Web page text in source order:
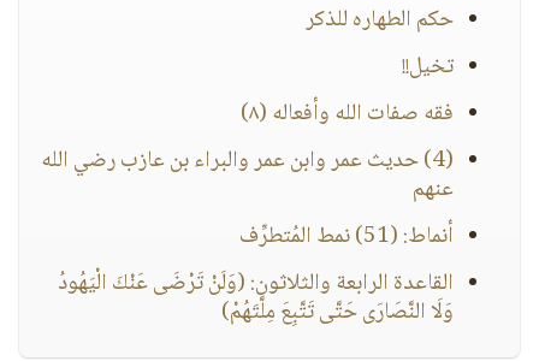
حكم الطهاره للذكر
تخيل!!
فقه صفات الله وأفعاله (٨)
(4) حديث عمر وابن عمر والبراء بن عازب رضي الله
عنهم
أنماط: (51) نمط المُتطرِّف
القاعدة الرابعة والثلاثون: (وَلَنْ تَرْضَى عَنْكَ الْيَهُودُ
وَلَا النَّصَارَى حَتَّى تَتَّبِعَ مِلَّتَهُمْ)